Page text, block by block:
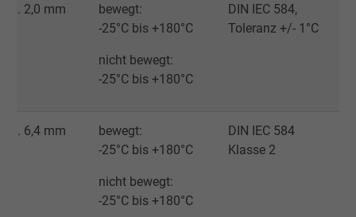
Cookie von Facebook für Website-Analyse,
Anbieter Facebook Ireland Ltd.
Cookie von Facebook für Website-Analyse,
ca. 2,0 mm
bewegt:
-25°C bis +180°C
nicht bewegt:
-25°C bis +180°C
DIN IEC 584,
Toleranz +/- 1°C
ca. 6,4 mm
bewegt:
-25°C bis +180°C
nicht bewegt:
-25°C bis +180°C
DIN IEC 584
Klasse 2